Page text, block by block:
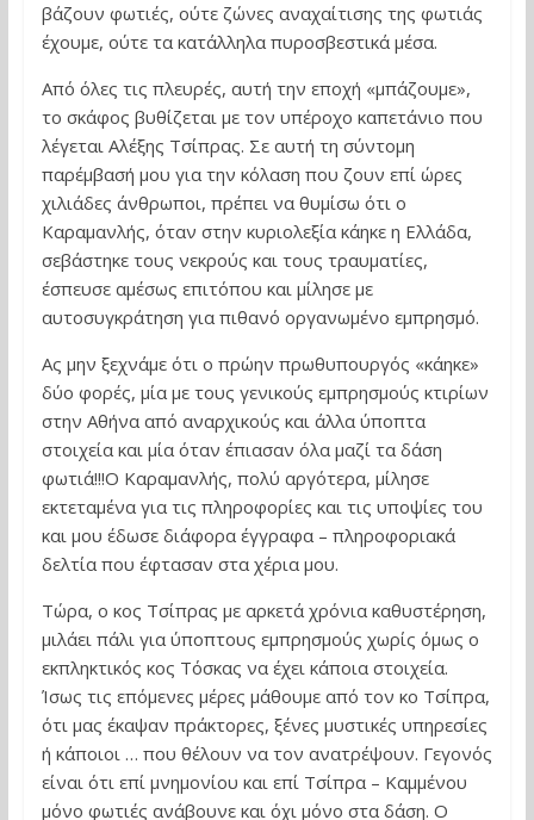
βάζουν φωτιές, ούτε ζώνες αναχαίτισης της φωτιάς
έχουμε, ούτε τα κατάλληλα πυροσβεστικά μέσα.
Από όλες τις πλευρές, αυτή την εποχή «μπάζουμε»,
το σκάφος βυθίζεται με τον υπέροχο καπετάνιο που
λέγεται Αλέξης Τσίπρας. Σε αυτή τη σύντομη
παρέμβασή μου για την κόλαση που ζουν επί ώρες
χιλιάδες άνθρωποι, πρέπει να θυμίσω ότι ο
Καραμανλής, όταν στην κυριολεξία κάηκε η Ελλάδα,
σεβάστηκε τους νεκρούς και τους τραυματίες,
έσπευσε αμέσως επιτόπου και μίλησε με
αυτοσυγκράτηση για πιθανό οργανωμένο εμπρησμό.
Ας μην ξεχνάμε ότι ο πρώην πρωθυπουργός «κάηκε»
δύο φορές, μία με τους γενικούς εμπρησμούς κτιρίων
στην Αθήνα από αναρχικούς και άλλα ύποπτα
στοιχεία και μία όταν έπιασαν όλα μαζί τα δάση
φωτιά!!!Ο Καραμανλής, πολύ αργότερα, μίλησε
εκτεταμένα για τις πληροφορίες και τις υποψίες του
και μου έδωσε διάφορα έγγραφα – πληροφοριακά
δελτία που έφτασαν στα χέρια μου.
Τώρα, ο κος Τσίπρας με αρκετά χρόνια καθυστέρηση,
μιλάει πάλι για ύποπτους εμπρησμούς χωρίς όμως ο
εκπληκτικός κος Τόσκας να έχει κάποια στοιχεία.
Ίσως τις επόμενες μέρες μάθουμε από τον κο Τσίπρα,
ότι μας έκαψαν πράκτορες, ξένες μυστικές υπηρεσίες
ή κάποιοι … που θέλουν να τον ανατρέψουν. Γεγονός
είναι ότι επί μνημονίου και επί Τσίπρα – Καμμένου
μόνο φωτιές ανάβουνε και όχι μόνο στα δάση. Ο